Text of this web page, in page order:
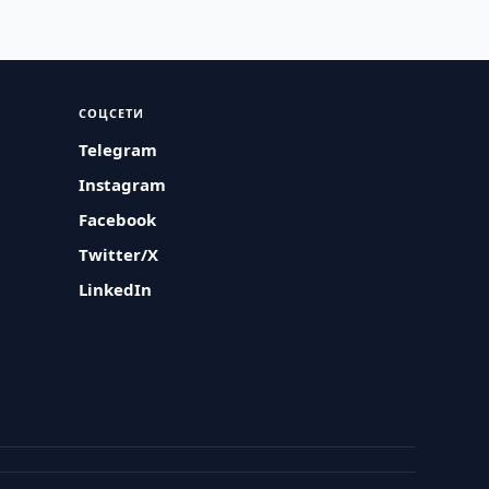
СОЦСЕТИ
Telegram
Instagram
Facebook
Twitter/X
LinkedIn